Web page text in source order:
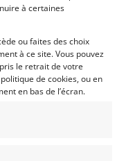
à certaines
ou faites des choix
à ce site. Vous pouvez
le retrait de votre
de cookies, ou en
en bas de l’écran.
4 558 vues